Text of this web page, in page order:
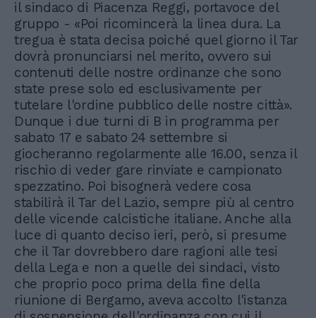
il sindaco di Piacenza Reggi, portavoce del
gruppo - «Poi ricomincerà la linea dura. La
tregua è stata decisa poiché quel giorno il Tar
dovrà pronunciarsi nel merito, ovvero sui
contenuti delle nostre ordinanze che sono
state prese solo ed esclusivamente per
tutelare l'ordine pubblico delle nostre città».
Dunque i due turni di B in programma per
sabato 17 e sabato 24 settembre si
giocheranno regolarmente alle 16.00, senza il
rischio di veder gare rinviate e campionato
spezzatino. Poi bisognerà vedere cosa
stabilirà il Tar del Lazio, sempre più al centro
delle vicende calcistiche italiane. Anche alla
luce di quanto deciso ieri, però, si presume
che il Tar dovrebbero dare ragioni alle tesi
della Lega e non a quelle dei sindaci, visto
che proprio poco prima della fine della
riunione di Bergamo, aveva accolto l'istanza